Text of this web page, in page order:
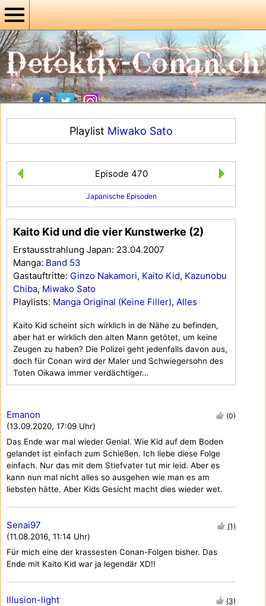
Emanon
(13.09.2020, 17:09 Uhr)
(0)
Das Ende war mal wieder Genial. Wie Kid auf dem Boden
gelandet ist einfach zum Schießen. Ich liebe diese Folge
einfach. Nur das mit dem Stiefvater tut mir leid. Aber es
kann nun mal nicht alles so ausgehen wie man es am
liebsten hätte. Aber Kids Gesicht macht dies wieder wet.
Senai97
(11.08.2016, 11:14 Uhr)
(1)
Für mich eine der krassesten Conan-Folgen bisher. Das
Ende mit Kaito Kid war ja legendär XD!!
Illusion-light (3)
Playlist Miwako Sato
Episode 470
Japanische Episoden
Kaito Kid und die vier Kunstwerke (2)
Erstausstrahlung Japan: 23.04.2007
Manga: Band 53
Gastauftritte: Ginzo Nakamori, Kaito Kid, Kazunobu
Chiba, Miwako Sato
Playlists: Manga Original (Keine Filler), Alles
Kaito Kid scheint sich wirklich in de Nähe zu befinden,
aber hat er wirklich den alten Mann getötet, um keine
Zeugen zu haben? Die Polizei geht jedenfalls davon aus,
doch für Conan wird der Maler und Schwiegersohn des
Toten Oikawa immer verdächtiger…